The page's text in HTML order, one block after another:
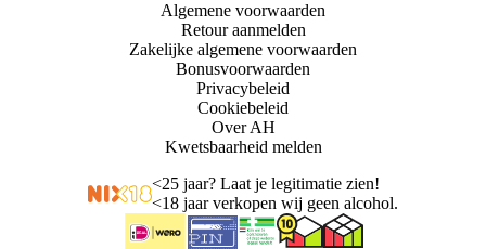
Algemene voorwaarden
Retour aanmelden
Zakelijke algemene voorwaarden
Bonusvoorwaarden
Privacybeleid
Cookiebeleid
Over AH
Kwetsbaarheid melden
<25 jaar? Laat je legitimatie zien!
<18 jaar verkopen wij geen alcohol.